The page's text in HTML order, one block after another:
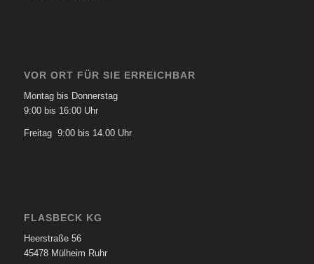
VOR ORT FÜR SIE ERREICHBAR
Montag bis Donnerstag
9:00 bis 16:00 Uhr
Freitag 9:00 bis 14.00 Uhr
FLASBECK KG
Heerstraße 56
45478 Mülheim Ruhr